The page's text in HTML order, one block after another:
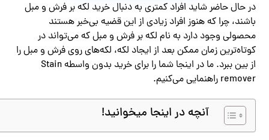
در حال حاضر شاید افراد کمتری به دنبال خرید لکه بر فرش و مبل
باشند، چرا که هنوز افراد زیادی از این قضیه بی‌خبر هستند
محصولی وجود دارد به نام لکه بر فرش و مبل که می‌تواند در
کوتاه‌ترین زمان ممکن بعد از ایجاد لکه، لکه‌های روی فرش و مبل را
از بین ببرد. ما در اینجا شما را برای خرید بدون واسطه Stain
remover راهنمایی می‌کنیم.
آنچه در اینجا میخوانید!